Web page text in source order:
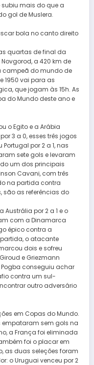
subiu mais do que a
gol de Muslera.
bola no canto direito
quartas de final da
a 420 km de
campeã do mundo de
1950 vai para as
que jogam às 15h. As
do Mundo deste ano e
o Egito e a Arábia
3 a 0, esses três jogos
por 2 a 1, nas
sete gols e levaram
um dos principais
Cavani, com três
na partida contra
são as referências do
Austrália por 2 a 1 e o
com a Dinamarca
épico contra a
o atacante
dois e sofreu
e Griezmann
conseguiu achar
contra um sul-
outro adversário
em Copas do Mundo.
empataram sem gols na
a França foi eliminada
foi o placar em
as duas seleções foram
o Uruguai venceu por 2